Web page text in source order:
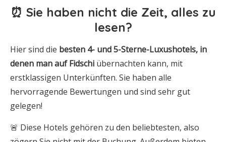
⏰ Sie haben nicht die Zeit, alles zu
lesen?
Hier sind die besten 4- und 5-Sterne-Luxushotels, in
denen man auf Fidschi übernachten kann, mit
erstklassigen Unterkünften. Sie haben alle
hervorragende Bewertungen und sind sehr gut
gelegen!
🚨 Diese Hotels gehören zu den beliebtesten, also